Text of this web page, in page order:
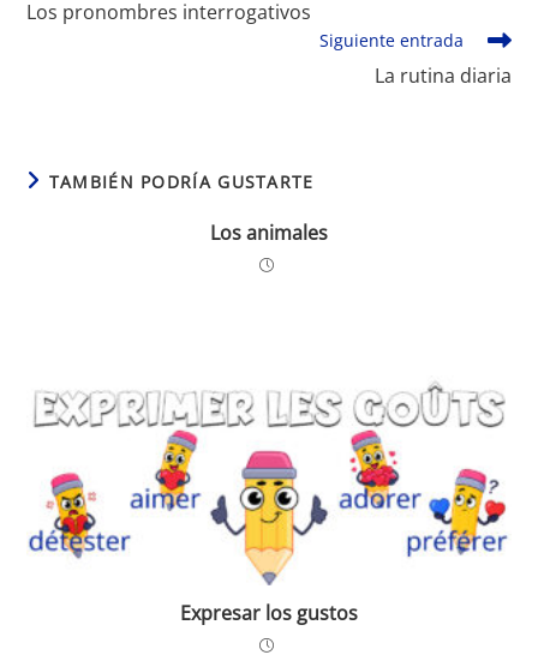
artículos
Los pronombres interrogativos
Siguiente entrada
La rutina diaria
TAMBIÉN PODRÍA GUSTARTE
Los animales
Expresar los gustos